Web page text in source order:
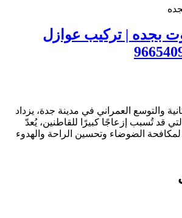
بجده | تركيب عوازل
والتوسع العمراني في مدينة جدة، يزداد
قد تُسبب إزعاجًا كبيرًا للقاطنين، يُعدّ
الضوضاء وتحسين الراحة والهدوء